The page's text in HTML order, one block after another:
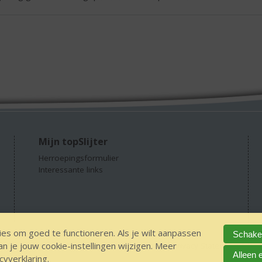
Mijn topSlijter
Herroepingsformulier
Interessante links
18 GEEN alcohol IDIN/ITSME sitemap Privacy Statement
om goed te functioneren. Als je wilt aanpassen
je jouw cookie-instellingen wijzigen. Meer
. Alleen